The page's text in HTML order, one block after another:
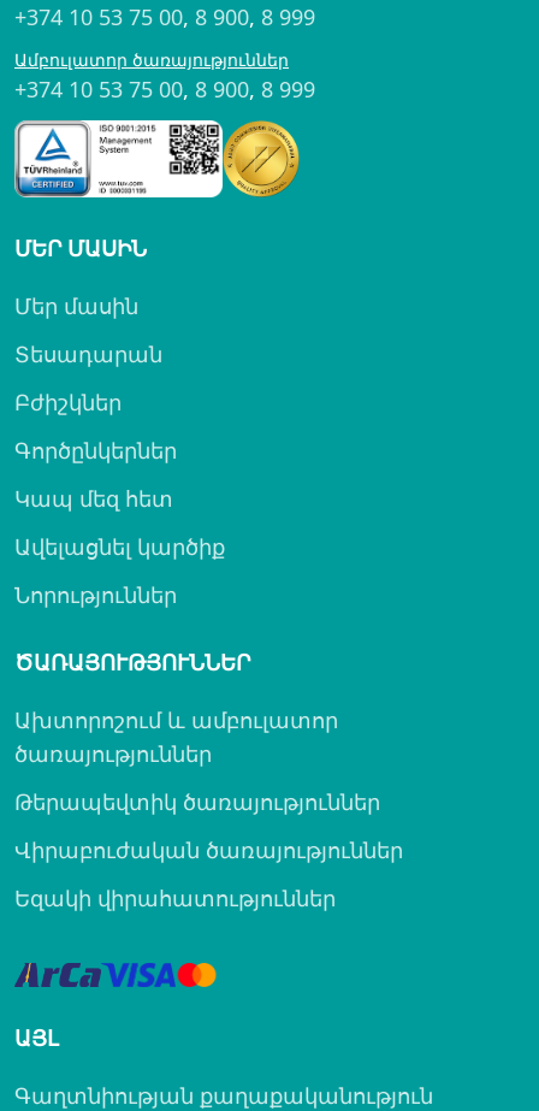
+374 10 53 75 00, 8 900, 8 999
Ամբուլատոր ծառայություններ
+374 10 53 75 00, 8 900, 8 999
ՄԵՐ ՄԱՍԻՆ
Մեր մասին
Տեսադարան
Բժիշկներ
Գործընկերներ
Կապ մեզ հետ
Ավելացնել կարծիք
Նորություններ
ԾԱՌԱՅՈՒԹՅՈՒՆՆԵՐ
Ախտորոշում և ամբուլատոր
ծառայություններ
Թերապեվտիկ ծառայություններ
Վիրաբուժական ծառայություններ
Եզակի վիրահատություններ
ԱՅԼ
Գաղտնիության քաղաքականություն